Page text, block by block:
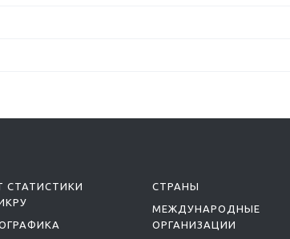
СТАТИСТИКИ
СТРАНЫ
МЕЖДУНАРОДНЫЕ
ОРГАНИЗАЦИИ